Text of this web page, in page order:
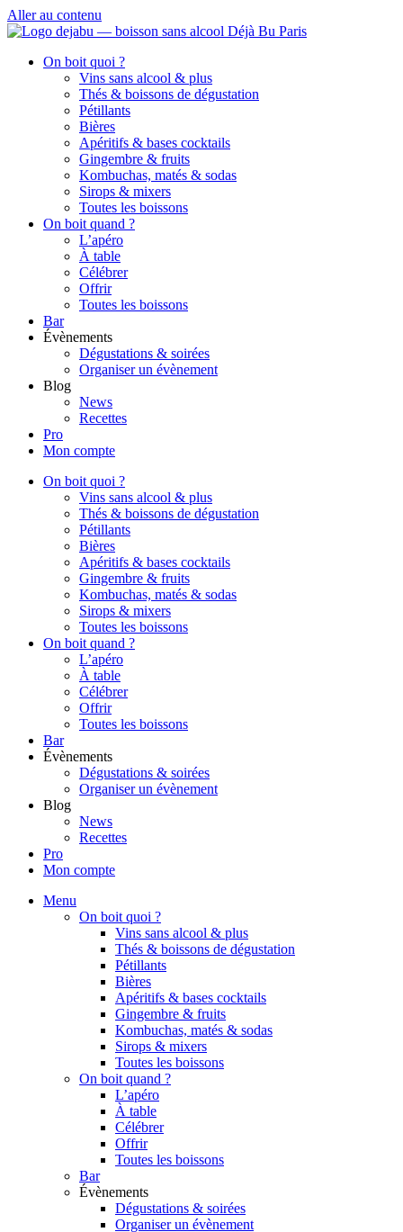
Aller au contenu
On boit quoi ?
Vins sans alcool & plus
Thés & boissons de dégustation
Pétillants
Bières
Apéritifs & bases cocktails
Gingembre & fruits
Kombuchas, matés & sodas
Sirops & mixers
Toutes les boissons
On boit quand ?
L’apéro
À table
Célébrer
Offrir
Toutes les boissons
Bar
Évènements
Dégustations & soirées
Organiser un évènement
Blog
News
Recettes
Pro
Mon compte
On boit quoi ?
Vins sans alcool & plus
Thés & boissons de dégustation
Pétillants
Bières
Apéritifs & bases cocktails
Gingembre & fruits
Kombuchas, matés & sodas
Sirops & mixers
Toutes les boissons
On boit quand ?
L’apéro
À table
Célébrer
Offrir
Toutes les boissons
Bar
Évènements
Dégustations & soirées
Organiser un évènement
Blog
News
Recettes
Pro
Mon compte
Menu
On boit quoi ?
Vins sans alcool & plus
Thés & boissons de dégustation
Pétillants
Bières
Apéritifs & bases cocktails
Gingembre & fruits
Kombuchas, matés & sodas
Sirops & mixers
Toutes les boissons
On boit quand ?
L’apéro
À table
Célébrer
Offrir
Toutes les boissons
Bar
Évènements
Dégustations & soirées
Organiser un évènement